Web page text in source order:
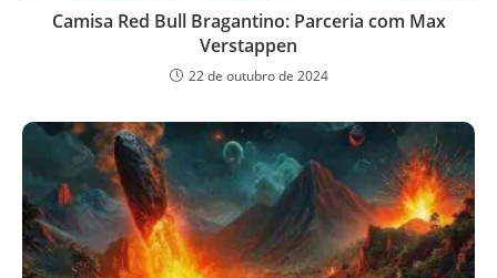
Camisa Red Bull Bragantino: Parceria com Max
Verstappen
22 de outubro de 2024